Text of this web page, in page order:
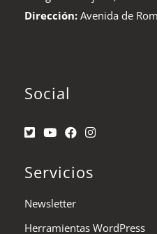
Dirección: Avenida de
Social
Servicios
Newsletter
Herramientas WordPress